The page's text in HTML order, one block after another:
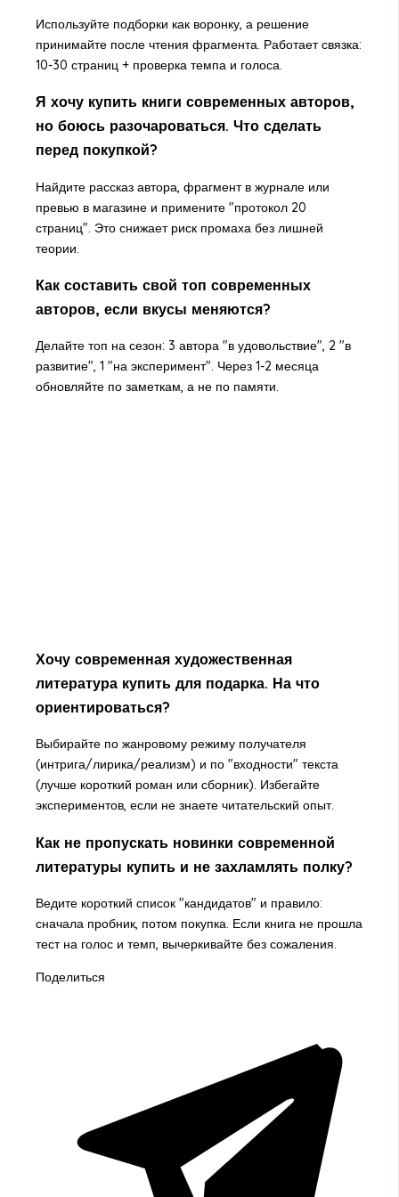
Используйте подборки как воронку, а решение
принимайте после чтения фрагмента. Работает связка:
10-30 страниц + проверка темпа и голоса.
Я хочу купить книги современных авторов,
но боюсь разочароваться. Что сделать
перед покупкой?
Найдите рассказ автора, фрагмент в журнале или
превью в магазине и примените "протокол 20
страниц". Это снижает риск промаха без лишней
теории.
Как составить свой топ современных
авторов, если вкусы меняются?
Делайте топ на сезон: 3 автора "в удовольствие", 2 "в
развитие", 1 "на эксперимент". Через 1-2 месяца
обновляйте по заметкам, а не по памяти.
Хочу современная художественная
литература купить для подарка. На что
ориентироваться?
Выбирайте по жанровому режиму получателя
(интрига/лирика/реализм) и по "входности" текста
(лучше короткий роман или сборник). Избегайте
экспериментов, если не знаете читательский опыт.
Как не пропускать новинки современной
литературы купить и не захламлять полку?
Ведите короткий список "кандидатов" и правило:
сначала пробник, потом покупка. Если книга не прошла
тест на голос и темп, вычеркивайте без сожаления.
Поделиться